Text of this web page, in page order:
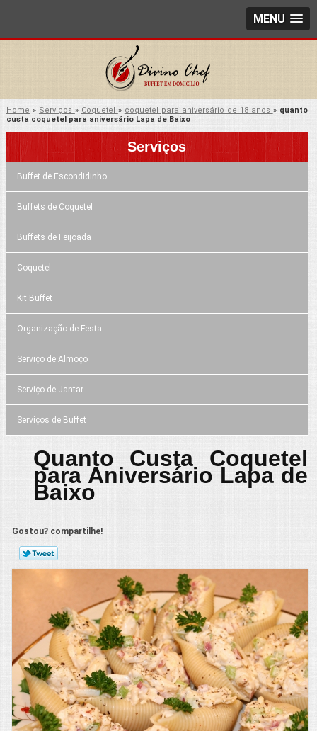
MENU
Home » Serviços » Coquetel » coquetel para aniversário de 18 anos » quanto
custa coquetel para aniversário Lapa de Baixo
Serviços
Buffet de Escondidinho
Buffets de Coquetel
Buffets de Feijoada
Coquetel
Kit Buffet
Organização de Festa
Serviço de Almoço
Serviço de Jantar
Serviços de Buffet
Quanto Custa Coquetel
para Aniversário Lapa de
Baixo
Gostou? compartilhe!